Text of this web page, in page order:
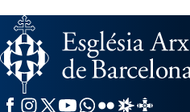
Facebook
Instagram
X / Twitter
YouTube
WhatsApp
FlickrRadio Estel